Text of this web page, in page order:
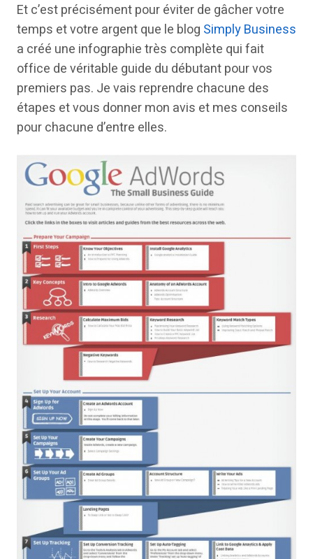
Et c’est précisément pour éviter de gâcher votre
temps et votre argent que le blog Simply Business
a créé une infographie très complète qui fait
office de véritable guide du débutant pour vos
premiers pas. Je vais reprendre chacune des
étapes et vous donner mon avis et mes conseils
pour chacune d’entre elles.